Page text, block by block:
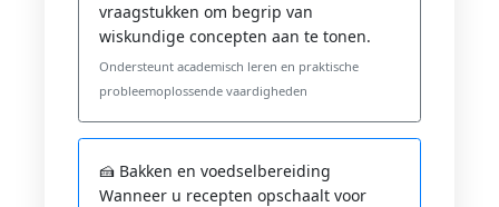
vraagstukken om begrip van
wiskundige concepten aan te tonen.
Ondersteunt academisch leren en praktische
probleemoplossende vaardigheden
🍰 Bakken en voedselbereiding
Wanneer u recepten opschaalt voor